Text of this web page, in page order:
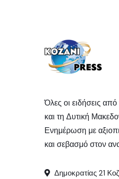
Όλες οι ειδήσεις
και τη Δυτική
Ενημέρωση με
και σεβασμό στον
Δημοκρατίας 21